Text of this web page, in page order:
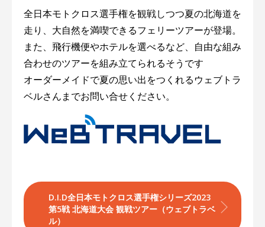
全日本モトクロス選手権を観戦しつつ夏の北海道を
走り、大自然を満喫できるフェリーツアーが登場。
また、飛行機便やホテルを選べるなど、自由な組み
合わせのツアーを組み立てられるそうです
オーダーメイドで夏の思い出をつくれるウェブトラ
ベルさんまでお問い合せください。
D.I.D全日本モトクロス選手権シリーズ2023
第5戦 北海道大会 観戦ツアー（ウェブトラベ
ル）